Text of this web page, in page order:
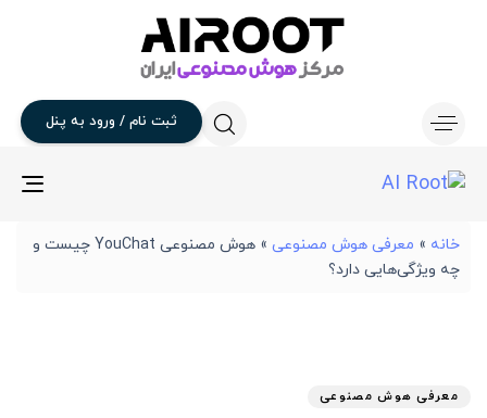
ثبت نام / ورود به پنل
خانه » معرفی هوش مصنوعی »
هوش مصنوعی YouChat چیست و
چه ویژگی‌هایی دارد؟
معرفی هوش مصنوعی